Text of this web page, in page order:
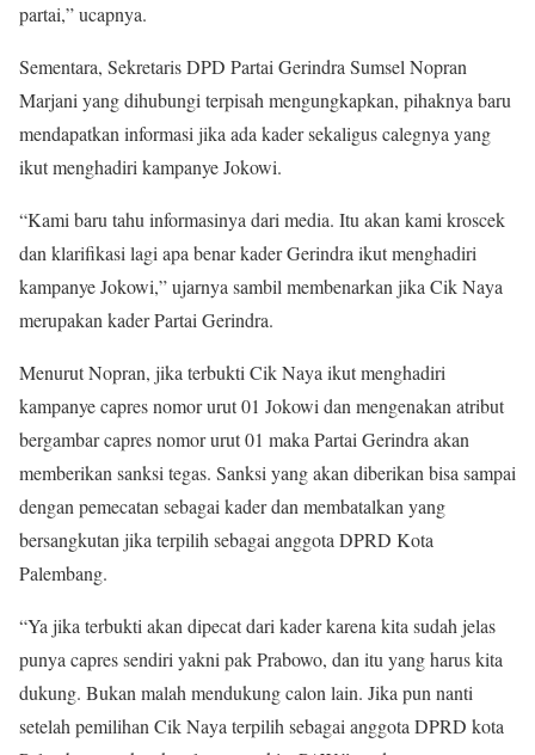
partai,” ucapnya.
Sementara, Sekretaris DPD Partai Gerindra Sumsel Nopran
Marjani yang dihubungi terpisah mengungkapkan, pihaknya baru
mendapatkan informasi jika ada kader sekaligus calegnya yang
ikut menghadiri kampanye Jokowi.
“Kami baru tahu informasinya dari media. Itu akan kami kroscek
dan klarifikasi lagi apa benar kader Gerindra ikut menghadiri
kampanye Jokowi,” ujarnya sambil membenarkan jika Cik Naya
merupakan kader Partai Gerindra.
Menurut Nopran, jika terbukti Cik Naya ikut menghadiri
kampanye capres nomor urut 01 Jokowi dan mengenakan atribut
bergambar capres nomor urut 01 maka Partai Gerindra akan
memberikan sanksi tegas. Sanksi yang akan diberikan bisa sampai
dengan pemecatan sebagai kader dan membatalkan yang
bersangkutan jika terpilih sebagai anggota DPRD Kota
Palembang.
“Ya jika terbukti akan dipecat dari kader karena kita sudah jelas
punya capres sendiri yakni pak Prabowo, dan itu yang harus kita
dukung. Bukan malah mendukung calon lain. Jika pun nanti
setelah pemilihan Cik Naya terpilih sebagai anggota DPRD kota